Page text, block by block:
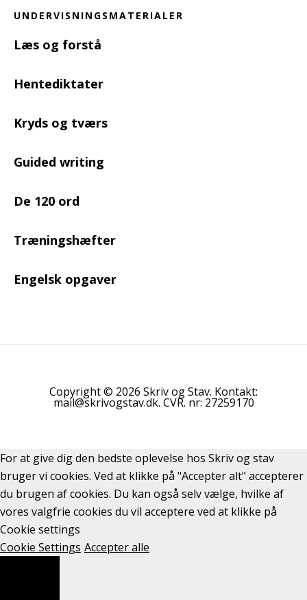
UNDERVISNINGSMATERIALER
Læs og forstå
Hentediktater
Kryds og tværs
Guided writing
De 120 ord
Træningshæfter
Engelsk opgaver
Copyright © 2026 Skriv og Stav. Kontakt:
mail@skrivogstav.dk. CVR. nr: 27259170
For at give dig den bedste oplevelse hos Skriv og stav
bruger vi cookies. Ved at klikke på "Accepter alt" accepterer
du brugen af cookies. Du kan også selv vælge, hvilke af
vores valgfrie cookies du vil acceptere ved at klikke på
Cookie settings
Cookie Settings Accepter alle